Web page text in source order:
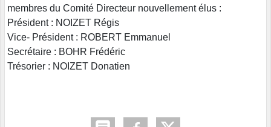
membres du Comité Directeur nouvellement élus :
Président : NOIZET Régis
Vice- Président : ROBERT Emmanuel
Secrétaire : BOHR Frédéric
Trésorier : NOIZET Donatien